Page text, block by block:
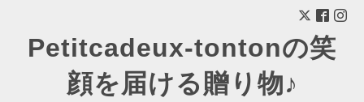
Petitcadeux-tontonの笑
顔を届ける贈り物♪